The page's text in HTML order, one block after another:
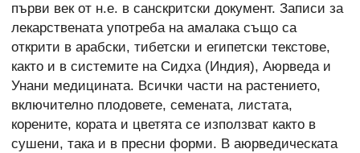
първи век от н.е. в санскритски документ. Записи за
лекарствената употреба на амалака също са
открити в арабски, тибетски и египетски текстове,
както и в системите на Сидха (Индия), Аюрведа и
Унани медицината. Всички части на растението,
включително плодовете, семената, листата,
корените, кората и цветята се използват както в
сушени, така и в пресни форми. В аюрведическата